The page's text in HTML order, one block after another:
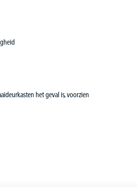
het geval is, voorzien